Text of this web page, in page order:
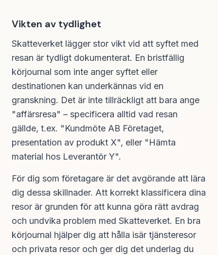
Vikten av tydlighet
Skatteverket lägger stor vikt vid att syftet med
resan är tydligt dokumenterat. En bristfällig
körjournal som inte anger syftet eller
destinationen kan underkännas vid en
granskning. Det är inte tillräckligt att bara ange
"affärsresa" – specificera alltid vad resan
gällde, t.ex. "Kundmöte AB Företaget,
presentation av produkt X", eller "Hämta
material hos Leverantör Y".
För dig som företagare är det avgörande att lära
dig dessa skillnader. Att korrekt klassificera dina
resor är grunden för att kunna göra rätt avdrag
och undvika problem med Skatteverket. En bra
körjournal hjälper dig att hålla isär tjänsteresor
och privata resor och ger dig det underlag du